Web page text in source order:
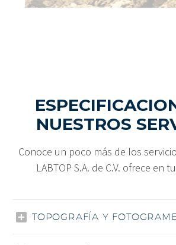
NUESTROS
Conoce un poco más de los
LABTOP S.A. de C.V. ofrece en
TOPOGRAFÍA Y